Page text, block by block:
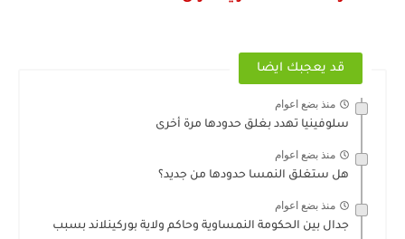
قد يعجبك ايضا
منذ بضع اعوام
سلوفينيا تهدد بغلق حدودها مرة أخرى
منذ بضع اعوام
هل ستغلق النمسا حدودها من جديد؟
منذ بضع اعوام
جدال بين الحكومة النمساوية وحاكم ولاية بوركينلاند بسبب